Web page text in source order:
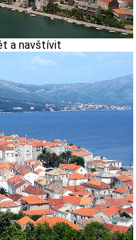
a navštívit